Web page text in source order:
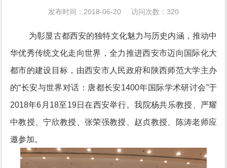
发布时间：2018-06-20 访问次数： 320
为彰显古都西安的独特文化魅力与历史内涵，推动中
华优秀传统文化走向世界，全力推进西安市迈向国际化大
都市的建设目标，由西安市人民政府和陕西师范大学主办
的“长安与世界对话：唐都长安1400年国际学术研讨会”于
2018年6月18至19日在西安举行。我院杨共乐教授、严耀
中教授、宁欣教授、张荣强教授、赵贞教授、陈涛老师应
邀参加。